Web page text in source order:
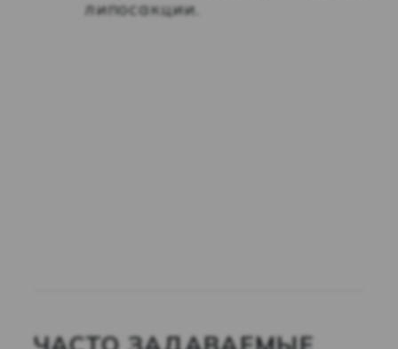
липосакции.